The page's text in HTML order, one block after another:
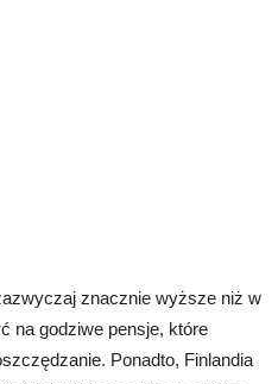
znacznie wyższe niż w
na godziwe pensje, które
Ponadto, Finlandia